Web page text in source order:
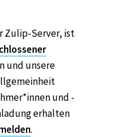
Zulip-Server, ist
und unsere
und -
erhalten
.